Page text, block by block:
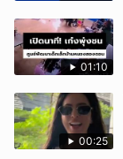
01:10
00:25